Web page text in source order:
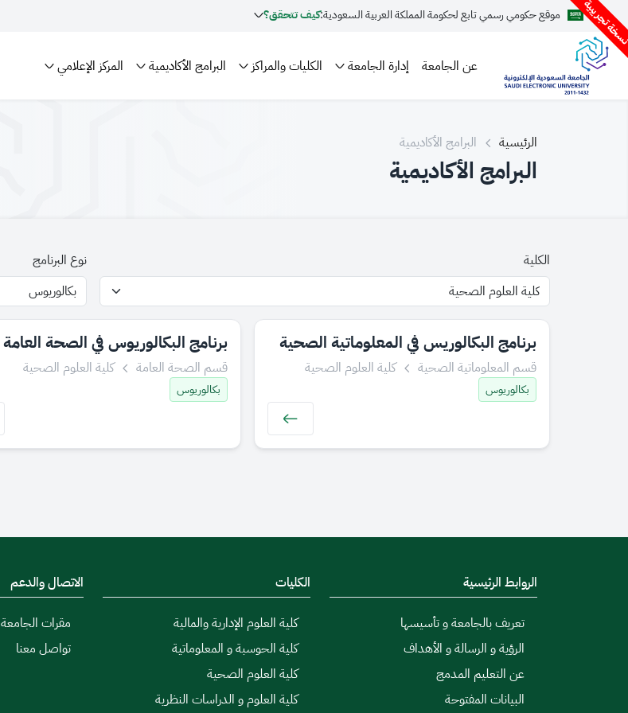
تجريبية موقع حكومي رسمي تابع لحكومة المملكة العربية السعودية:كيف تتحقق؟
عن الجامعة إدارة الجامعة الكليات والمراكز البرامج الأكاديمية المركز الإعلامي
الرئيسية البرامج الأكاديمية
البرامج الأكاديمية
الكلية نوع البرنامج
برنامج البكالوريس في المعلوماتية الصحية
قسم المعلوماتية الصحية كلية العلوم الصحية
بكالوريوس
​​​​برنامج البكالوريوس في الصحة العامة
قسم الصحة العامة كلية العلوم الصحية
بكالوريوس
الروابط الرئيسية
تعريف بالجامعة و تأسيسها
الرؤية و الرسالة و الأهداف
عن التعليم المدمج
البيانات المفتوحة
الكليات
كلية العلوم الإدارية والمالية
كلية الحوسبة و المعلوماتية
كلية العلوم الصحية
كلية العلوم و الدراسات النظرية
الاتصال والدعم
مقرات الجامعة
تواصل معنا